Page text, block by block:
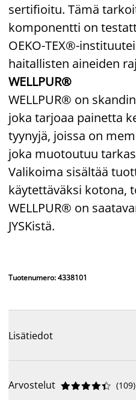
sertifioitu. Tämä
komponentti on
OEKO-TEX®-
haitallisten aineiden
WELLPUR®
WELLPUR® on
joka tarjoaa painetta
tyynyjä, joissa on
joka muotoutuu
Valikoima sisältää
käytettäväksi kotona,
WELLPUR® on
JYSKistä.
Tuotenumero: 4338101
Lisätiedot
Arvostelut 




 (109)